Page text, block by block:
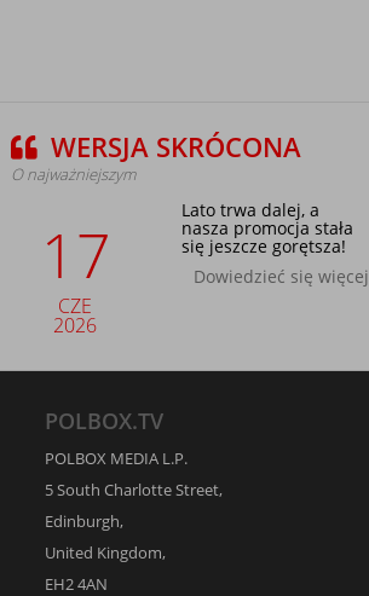
WERSJA SKRÓCONA
O najważniejszym
17
CZE
2026
Lato trwa dalej, a
nasza promocja stała
się jeszcze gorętsza!
Dowiedzieć się więcej
POLBOX.TV
POLBOX MEDIA L.P.
5 South Charlotte Street,
Edinburgh,
United Kingdom,
EH2 4AN